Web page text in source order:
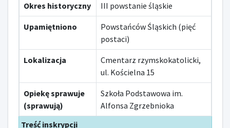
Okres historyczny III powstanie śląskie
Upamiętniono
Powstańców Śląskich (pięć
postaci)
Lokalizacja
Cmentarz rzymskokatolicki,
ul. Kościelna 15
Opiekę sprawuje
(sprawują)
Szkoła Podstawowa im.
Alfonsa Zgrzebnioka
Treść inskrypcji